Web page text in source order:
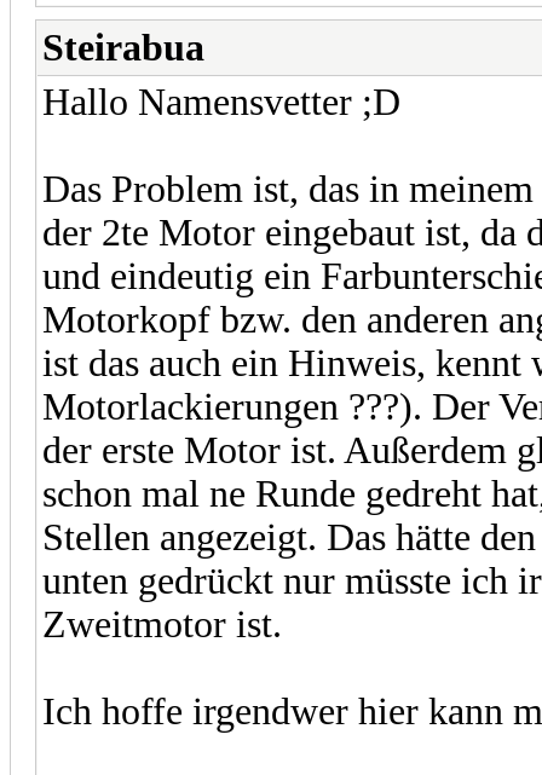
Steirabua
Hallo Namensvetter ;D
Das Problem ist, das in
der 2te Motor eingebaut ist,
und eindeutig ein
Motorkopf bzw. den anderen
ist das auch ein Hinweis,
Motorlackierungen ???). Der
der erste Motor ist. Außerdem
schon mal ne Runde gedreht
Stellen angezeigt. Das hätte
unten gedrückt nur müsste ich
Zweitmotor ist.
Ich hoffe irgendwer hier kann